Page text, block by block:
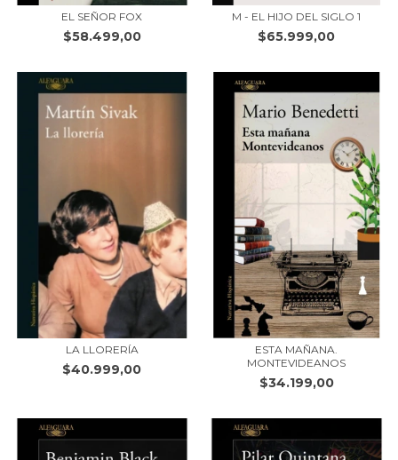
EL SEÑOR FOX
$58.499,00
M - EL HIJO DEL SIGLO 1
$65.999,00
LA LLORERÍA
$40.999,00
ESTA MAÑANA.
MONTEVIDEANOS
$34.199,00